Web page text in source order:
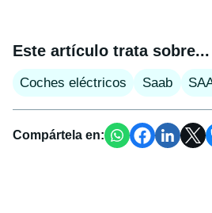
Este artículo trata sobre...
Coches eléctricos Saab
Compártela en: